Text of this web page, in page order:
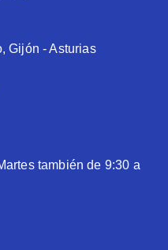
Gijón - Asturias
también de 9:30 a